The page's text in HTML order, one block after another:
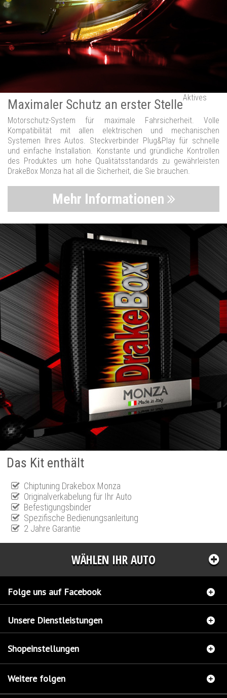
Maximaler Schutz an erster StelleAktives
Motorschutz-System für maximale Fahrsicherheit. Volle
Kompatibilität mit allen elektrischen und mechanischen
Systemen Ihres Autos. Steckverbinder Plug&Play für schnelle
und einfache Installation. Konstante und gründliche Kontrollen
des Produktes um hohe Qualitätsstandards zu gewährleisten
DrakeBox Monza hat all die Sicherheit, die Sie brauchen.
Mehr Informationen
Das Kit enthält
Chiptuning Drakebox Monza
Originalverkabelung für Ihr Auto
Befestigungsbinder
Spezifische Bedienungsanleitung
2 Jahre Garantie
WÄHLEN IHR AUTO
Folge uns auf Facebook
Unsere Dienstleistungen
Shopeinstellungen
Weitere folgen